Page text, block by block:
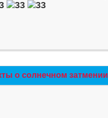
о солнечном затмении